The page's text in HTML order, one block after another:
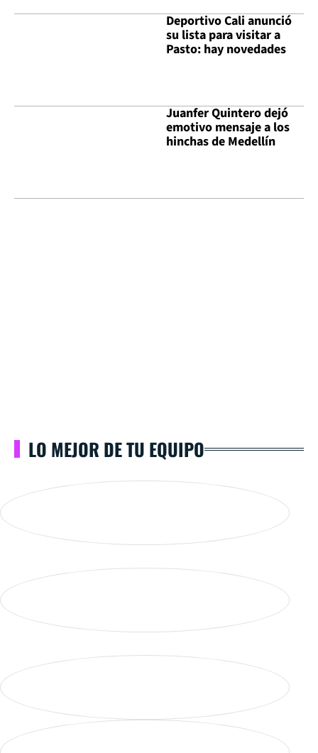
Deportivo Cali anunció
su lista para visitar a
Pasto: hay novedades
Juanfer Quintero dejó
emotivo mensaje a los
hinchas de Medellín
LO MEJOR DE TU EQUIPO